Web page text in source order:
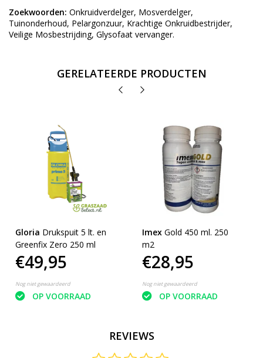
Zoekwoorden: Onkruidverdelger, Mosverdelger,
Tuinonderhoud, Pelargonzuur, Krachtige Onkruidbestrijder,
Veilige Mosbestrijding, Glysofaat vervanger.
GERELATEERDE PRODUCTEN
Gloria Drukspuit 5 lt. en
Greenfix Zero 250 ml
€49,95
Nog niet gewaardeerd
OP VOORRAAD
Imex Gold 450 ml. 250
m2
€28,95
Nog niet gewaardeerd
OP VOORRAAD
REVIEWS